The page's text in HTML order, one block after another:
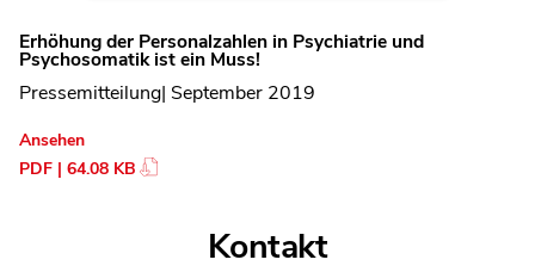
Erhöhung der Personalzahlen in Psychiatrie und
Psychosomatik ist ein Muss!
Pressemitteilung| September 2019
Ansehen
PDF | 64.08 KB
Kontakt